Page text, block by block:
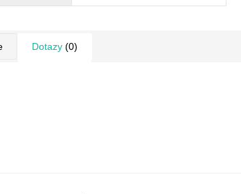
Dotazy (0)